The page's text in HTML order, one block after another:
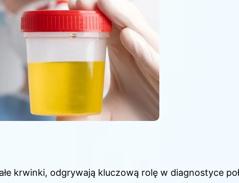
krwinki, odgrywają kluczową rolę w diagnostyce